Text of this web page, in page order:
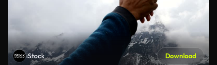
iStock Download